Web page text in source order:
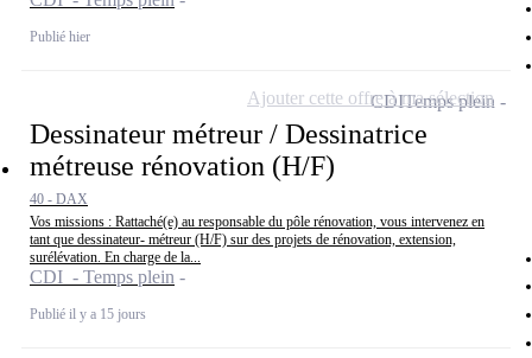
Publié hier
Dessinateur métreur / Dessinatrice
métreuse rénovation (H/F)
40 - DAX
Vos missions : Rattaché(e) au responsable du pôle rénovation, vous intervenez en
tant que dessinateur- métreur (H/F) sur des projets de rénovation, extension,
surélévation. En charge de la...
CDI - Temps plein
Publié il y a 15 jours
CDITemps plein
Ajouter cette offre à ma sélection